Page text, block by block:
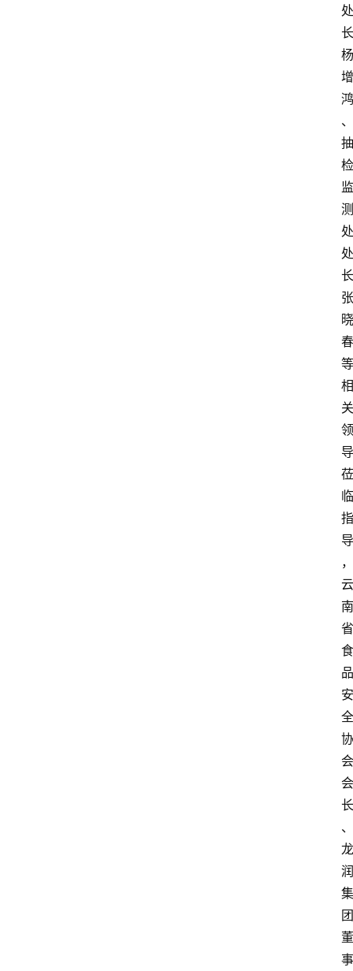
处
长
杨
增
鸿
、
抽
检
监
测
处
处
长
张
晓
春
等
相
关
领
导
莅
临
指
导
，
云
南
省
食
品
安
全
协
会
会
长
、
龙
润
集
团
董
事